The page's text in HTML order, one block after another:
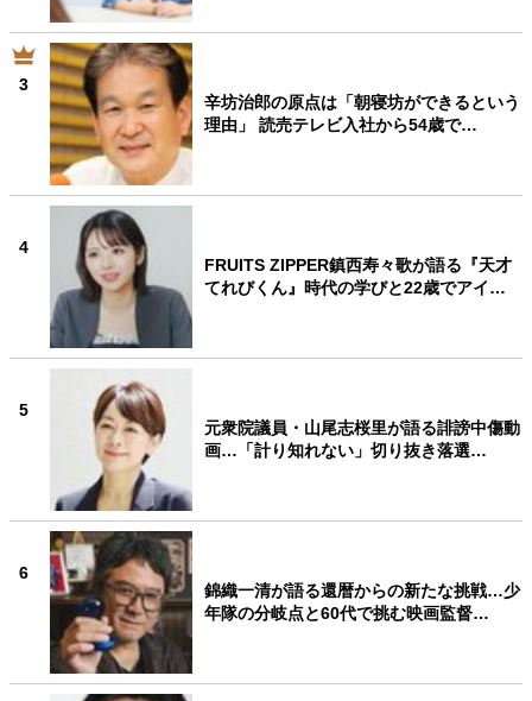
3
辛坊治郎の原点は「朝寝坊ができるという
理由」 読売テレビ入社から54歳で…
4
FRUITS ZIPPER鎮西寿々歌が語る『天才
てれびくん』時代の学びと22歳でアイ…
5
元衆院議員・山尾志桜里が語る誹謗中傷動
画…「計り知れない」切り抜き落選…
6
錦織一清が語る還暦からの新たな挑戦…少
年隊の分岐点と60代で挑む映画監督…